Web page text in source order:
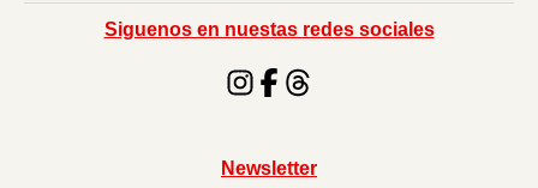
Siguenos en nuestas redes sociales
Newsletter